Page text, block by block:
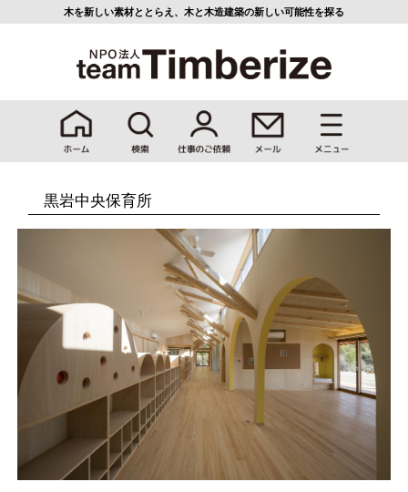
木を新しい素材ととらえ、 木と木造建築の新しい可能性を探る
黒岩中央保育所